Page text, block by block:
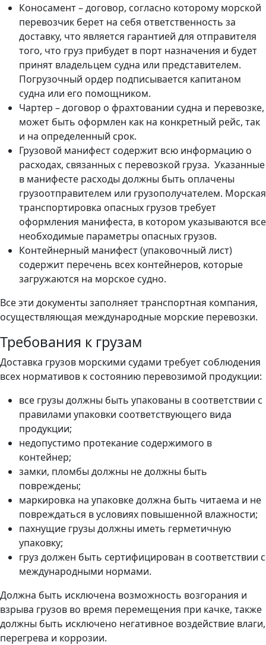
Коносамент – договор, согласно которому морской
перевозчик берет на себя ответственность за
доставку, что является гарантией для отправителя
того, что груз прибудет в порт назначения и будет
принят владельцем судна или представителем.
Погрузочный ордер подписывается капитаном
судна или его помощником.
Чартер – договор о фрахтовании судна и перевозке,
может быть оформлен как на конкретный рейс, так
и на определенный срок.
Грузовой манифест содержит всю информацию о
расходах, связанных с перевозкой груза. Указанные
в манифесте расходы должны быть оплачены
грузоотправителем или грузополучателем. Морская
транспортировка опасных грузов требует
оформления манифеста, в котором указываются все
необходимые параметры опасных грузов.
Контейнерный манифест (упаковочный лист)
содержит перечень всех контейнеров, которые
загружаются на морское судно.
Все эти документы заполняет транспортная компания,
осуществляющая международные морские перевозки.
Требования к грузам
Доставка грузов морскими судами требует соблюдения
всех нормативов к состоянию перевозимой продукции:
все грузы должны быть упакованы в соответствии с
правилами упаковки соответствующего вида
продукции;
недопустимо протекание содержимого в
контейнер;
замки, пломбы должны не должны быть
повреждены;
маркировка на упаковке должна быть читаема и не
повреждаться в условиях повышенной влажности;
пахнущие грузы должны иметь герметичную
упаковку;
груз должен быть сертифицирован в соответствии с
международными нормами.
Должна быть исключена возможность возгорания и
взрыва грузов во время перемещения при качке, также
должны быть исключено негативное воздействие влаги,
перегрева и коррозии.